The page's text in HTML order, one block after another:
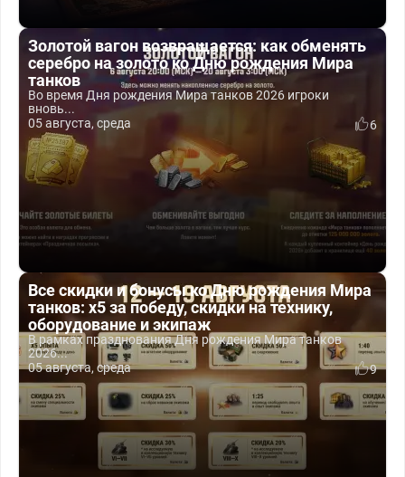
Золотой вагон возвращается: как обменять
серебро на золото ко Дню рождения Мира
танков
Во время Дня рождения Мира танков 2026 игроки
вновь...
05 августа, среда
6
Все скидки и бонусы ко Дню рождения Мира
танков: x5 за победу, скидки на технику,
оборудование и экипаж
В рамках празднования Дня рождения Мира танков
2026...
05 августа, среда
9